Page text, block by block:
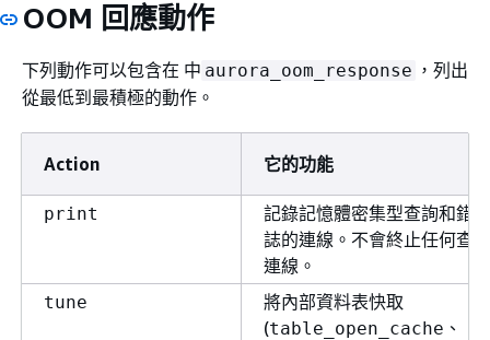
OOM 回應動作
下列動作可以包含在 中 aurora_oom_response ，列出
從最低到最積極的動作。
Action 它的功能
print
記錄記憶體密集型查詢和錯
誌的連線。不會終止任何查
連線。
tune
將內部資料表快取
(table_open_cache 、